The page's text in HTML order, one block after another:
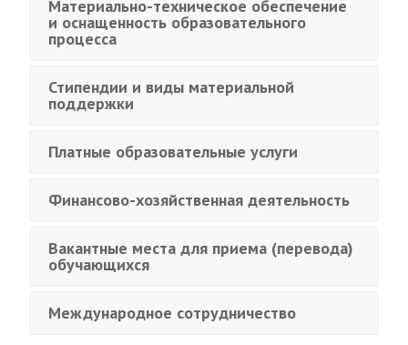
Материально-техническое обеспечение
и оснащенность образовательного
процесса
Стипендии и виды материальной
поддержки
Платные образовательные услуги
Финансово-хозяйственная деятельность
Вакантные места для приема (перевода)
обучающихся
Международное сотрудничество